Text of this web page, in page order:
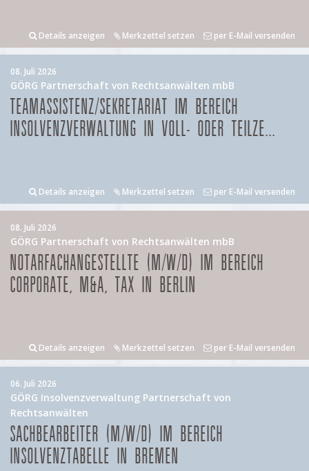
Details anzeigen Merkzettel setzen per E-Mail versenden
08. Juli 2026
GÖRG Partnerschaft von Rechtsanwälten mbB
TEAMASSISTENZ/SEKRETARIAT IM BEREICH
INSOLVENZVERWALTUNG IN VOLL- ODER TEILZE...
Details anzeigen Merkzettel setzen per E-Mail versenden
08. Juli 2026
GÖRG Partnerschaft von Rechtsanwälten mbB
NOTARFACHANGESTELLTE (M/W/D) IM BEREICH
CORPORATE, M&A, TAX IN BERLIN
Details anzeigen Merkzettel setzen per E-Mail versenden
06. Juli 2026
GÖRG Insolvenzverwaltung Partnerschaft von
Rechtsanwälten
SACHBEARBEITER (M/W/D) IM BEREICH
INSOLVENZTABELLE IN BREMEN